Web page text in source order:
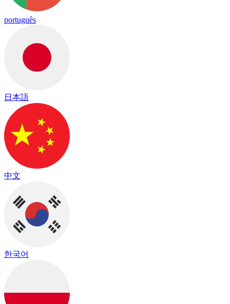
português
日本語
中文
한국어